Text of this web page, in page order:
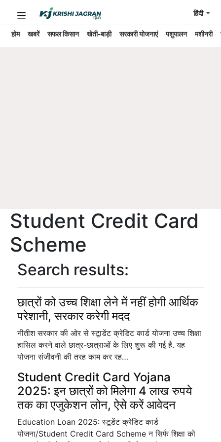
होम खबरें सफल किसान खेती-बाड़ी सरकारी योजनाएं पशुपालन मशीनरी
हिंदी
Student Credit Card
Scheme
Search results:
छात्रों को उच्च शिक्षा लेने में नहीं होगी आर्थिक
परेशानी, सरकार करेगी मदद
नीतीश सरकार की ओर से स्टूाडेंट क्रेडिट कार्ड योजना उच्च शिक्षा
हासिल करने वाले छात्र-छात्राओं के लिए शुरू की गई है. यह
योजना संजीवनी की तरह काम कर रह…
Student Credit Card Yojana
2025: इन छात्रों को मिलेगा 4 लाख रुपये
तक का एजुकेशन लोन, ऐसे करें आवेदन
Education Loan 2025: स्टूडेंट क्रेडिट कार्ड
योजना/Student Credit Card Scheme न सिर्फ शिक्षा को